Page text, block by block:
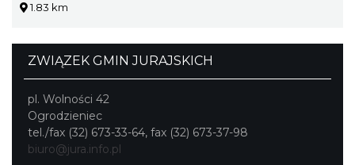
1.83 km
ZWIĄZEK GMIN JURAJSKICH
pl. Wolności 42
Ogrodzieniec
tel./fax (32) 673-33-64, fax (32) 673-37-98
biuro@jura.info.pl